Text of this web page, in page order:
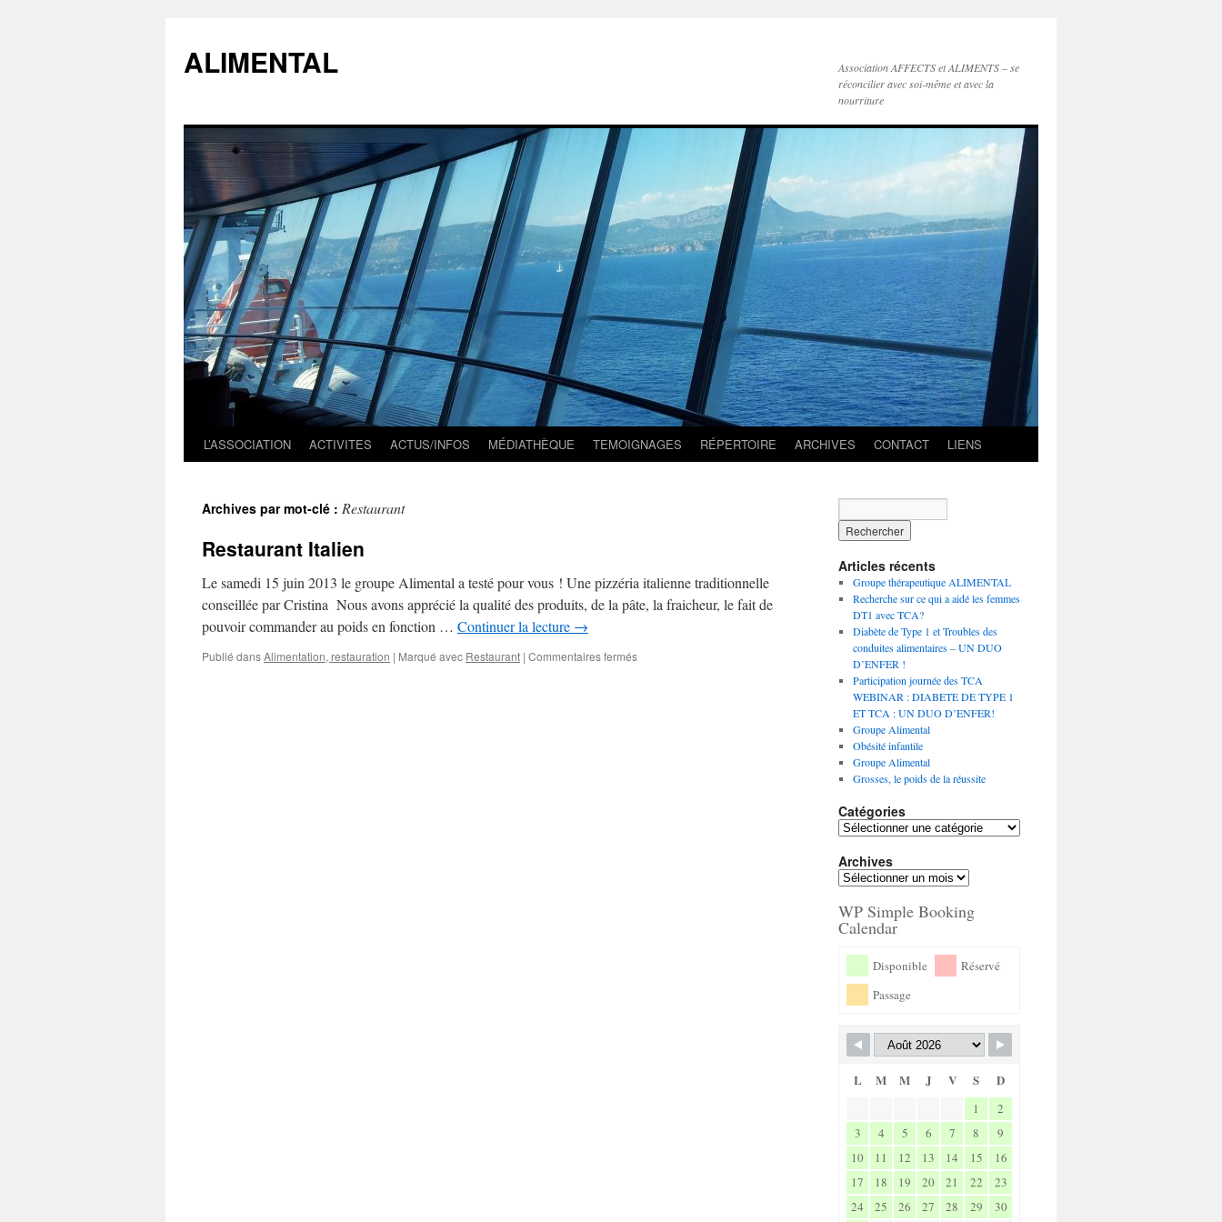
ALIMENTAL
Association AFFECTS et ALIMENTS – se
réconcilier avec soi-même et avec la
nourriture
L’ASSOCIATION ACTIVITES ACTUS/INFOS MÉDIATHÈQUE TEMOIGNAGES RÉPERTOIRE ARCHIVES CONTACT LIENS
Archives par mot-clé : Restaurant
Restaurant Italien
Le samedi 15 juin 2013 le groupe Alimental a testé pour vous ! Une pizzéria italienne traditionnelle
conseillée par Cristina Nous avons apprécié la qualité des produits, de la pâte, la fraicheur, le fait de
pouvoir commander au poids en fonction … Continuer la lecture →
Publié dansAlimentation, restauration | Marqué avec Restaurant | Commentaires fermés
Articles récents
Groupe thérapeutique ALIMENTAL
Recherche sur ce qui a aidé les femmes
DT1 avec TCA?
Diabète de Type 1 et Troubles des
conduites alimentaires – UN DUO
D’ENFER !
Participation journée des TCA
WEBINAR : DIABETE DE TYPE 1
ET TCA : UN DUO D’ENFER!
Groupe Alimental
Obésité infantile
Groupe Alimental
Grosses, le poids de la réussite
Catégories
Archives
WP Simple Booking
Calendar
Disponible
Réservé
Passage
L M M J V S D
1
2
3
4 5 6 7 8
9
10
11 12 13 14 15
16
17
18 19 20 21 22
23
24
25 26 27 28 29 30